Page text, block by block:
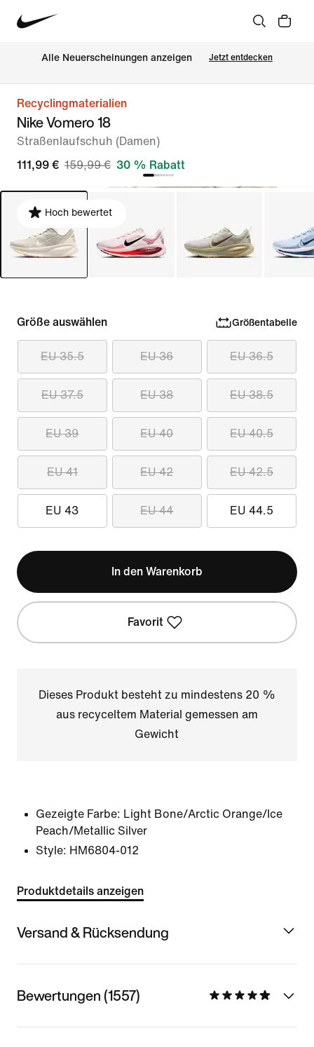
Alle Neuerscheinungen anzeigen Jetzt entdecken
Recyclingmaterialien
Nike Vomero 18
Straßenlaufschuh (Damen)
111,99 € 159,99 € 30 % Rabatt
Hoch bewertet
Größe auswählen Größentabelle
EU 35.5 EU 36 EU 36.5
EU 37.5 EU 38 EU 38.5
EU 39 EU 40 EU 40.5
EU 41 EU 42 EU 42.5
EU 43 EU 44 EU 44.5
In den Warenkorb
Favorit
Dieses Produkt besteht zu mindestens 20 %
aus recyceltem Material gemessen am
Gewicht
Gezeigte Farbe: Light Bone/Arctic Orange/Ice
Peach/Metallic Silver
Style: HM6804-012
Produktdetails anzeigen
Versand & Rücksendung
Bewertungen (1557)